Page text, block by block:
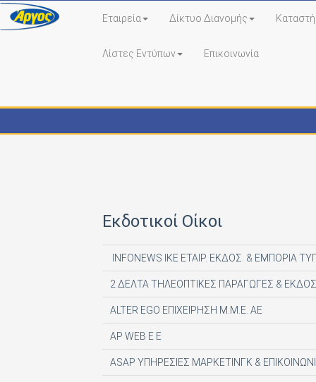
Εταιρεία Δίκτυο Διανομής
Λίστες Εντύπων Επικοινωνία
Εκδοτικοί Οίκοι
INFONEWS ΙΚΕ ΕΤΑΙΡ. ΕΚΔΟΣ. & ΕΜΠΟΡΙΑ
2 ΔΕΛΤΑ ΤΗΛΕΟΠΤΙΚΕΣ ΠΑΡΑΓΩΓΕΣ &
ALTER EGO ΕΠΙΧΕΙΡΗΣΗ Μ.Μ.Ε. ΑΕ
AP WEB Ε Ε
ASAP ΥΠΗΡΕΣΙΕΣ ΜΑΡΚΕΤΙΝΓΚ &